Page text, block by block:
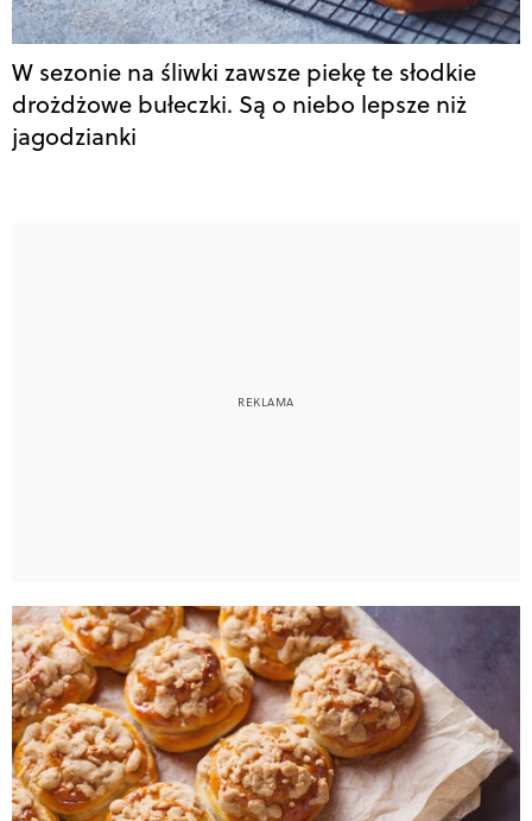
W sezonie na śliwki zawsze piekę te słodkie
drożdżowe bułeczki. Są o niebo lepsze niż
jagodzianki